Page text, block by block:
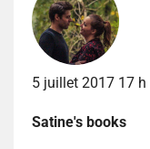
5 juillet 2017 17 h
Satine's books